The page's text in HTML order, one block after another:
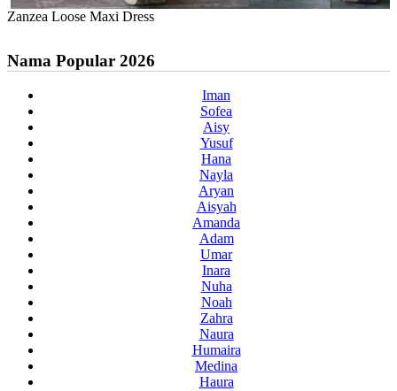
Zanzea Loose Maxi Dress
Nama Popular 2026
Iman
Sofea
Aisy
Yusuf
Hana
Nayla
Aryan
Aisyah
Amanda
Adam
Umar
Inara
Nuha
Noah
Zahra
Naura
Humaira
Medina
Haura